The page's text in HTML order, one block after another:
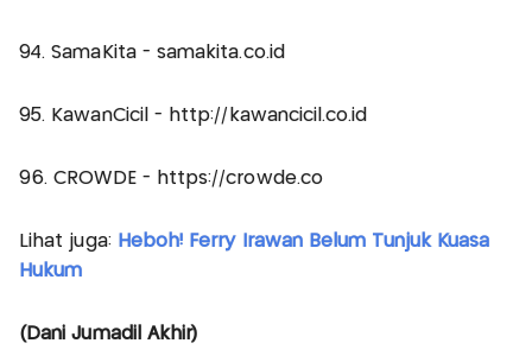
94. SamaKita - samakita.co.id
95. KawanCicil - http://kawancicil.co.id
96. CROWDE - https://crowde.co
Lihat juga: Heboh! Ferry Irawan Belum Tunjuk Kuasa
Hukum
(Dani Jumadil Akhir)